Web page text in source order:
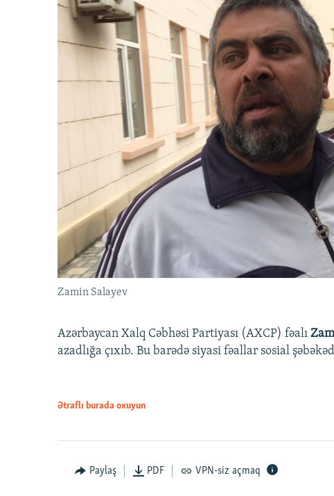
Zamin Salayev
Azərbaycan Xalq Cəbhəsi Partiyası (AXCP) fəalı
azadlığa çıxıb. Bu barədə siyasi fəallar sosial
Ətraflı burada oxuyun
Paylaş PDF VPN-siz açmaq